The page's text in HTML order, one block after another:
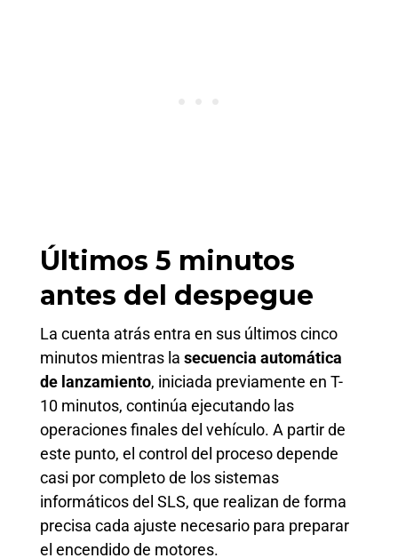
Últimos 5 minutos
antes del despegue
La cuenta atrás entra en sus últimos cinco
minutos mientras la secuencia automática
de lanzamiento, iniciada previamente en T-
10 minutos, continúa ejecutando las
operaciones finales del vehículo. A partir de
este punto, el control del proceso depende
casi por completo de los sistemas
informáticos del SLS, que realizan de forma
precisa cada ajuste necesario para preparar
el encendido de motores.